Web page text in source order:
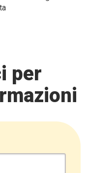
per